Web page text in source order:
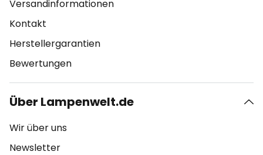
Versandinformationen
Kontakt
Herstellergarantien
Bewertungen
Über Lampenwelt.de
Wir über uns
Newsletter